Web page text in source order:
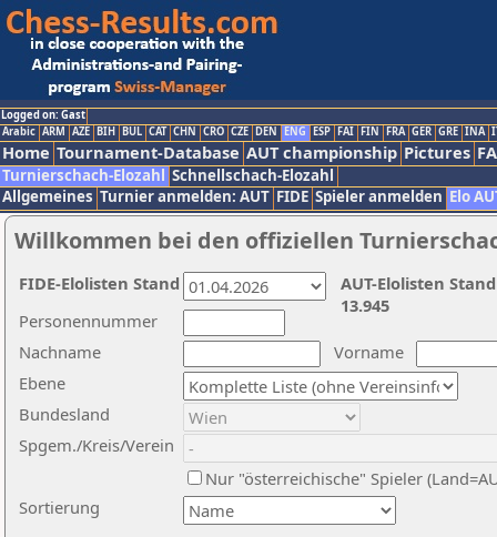
Logged on: Gast
Arabic ARM AZE BIH BUL CAT CHN CRO CZE DEN ENG ESP FAI FIN FRA GER GRE INA
Home Tournament-Database AUT championship Pictures
Turnierschach-Elozahl Schnellschach-Elozahl
Allgemeines Turnier anmelden: AUT FIDE Spieler anmelden Elo
Willkommen bei den offiziellen
Nachname
Vorname
Ebene
Sortierung
Personennummer
Bundesland
Spgem./Kreis/Verein
Nur "österreichische" Spieler
AUT-Elolisten
13.945
FIDE-Elolisten Stand